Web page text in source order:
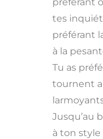
tes
préférant
à la
Tu as
tournent
Jusqu’au
à ton style